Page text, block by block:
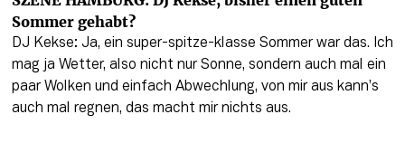
Sommer gehabt?
DJ Kekse: Ja, ein super-spitze-klasse Sommer war das. Ich
mag ja Wetter, also nicht nur Sonne, sondern auch mal ein
paar Wolken und einfach Abwechlung, von mir aus kann’s
auch mal regnen, das macht mir nichts aus.